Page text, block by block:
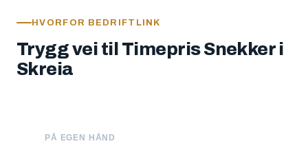
HVORFOR BEDRIFTLINK
Trygg vei til Timepris Snekker i
Skreia
PÅ EGEN HÅND